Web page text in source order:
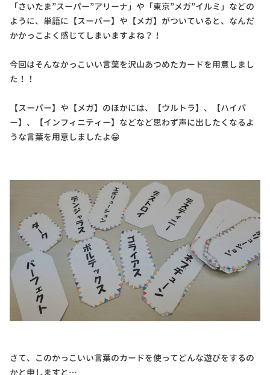
「さいたま”スーパー”アリーナ」や「東京”メガ”イルミ」などの
ように、単語に【スーパー】や【メガ】がついていると、なんだ
かかっこよく感じてしまいますよね？！
今回はそんなかっこいい言葉を沢山あつめたカードを用意しまし
た！！
【スーパー】や【メガ】のほかには、【ウルトラ】、【ハイパ
ー】、【インフィニティー】などなど思わず声に出したくなるよ
うな言葉を用意しましたよ😁
さて、このかっこいい言葉のカードを使ってどんな遊びをするの
かと申しますと…